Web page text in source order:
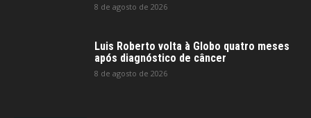
8 de agosto de 2026
Luis Roberto volta à Globo quatro meses
após diagnóstico de câncer
8 de agosto de 2026